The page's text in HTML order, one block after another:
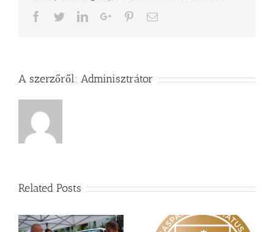
Facebook
TwitterLinkedInGoogle+PinterestEmail
A szerzőről: Adminisztrátor
Related Posts